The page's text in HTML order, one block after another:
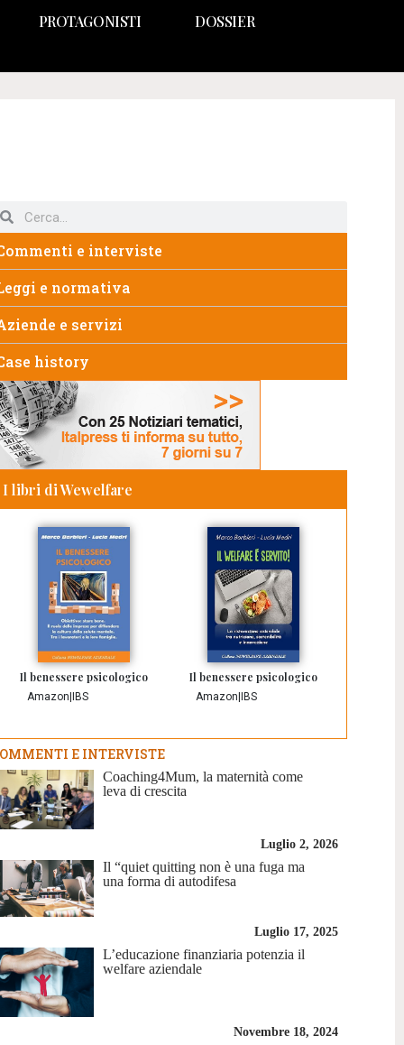
PROTAGONISTI DOSSIER
e interviste
e normativa
e servizi
history
I libri di Wewelfare
Il benessere psicologico
Amazon IBS
Il benessere psicologico
Amazon IBS
E INTERVISTE
Coaching4Mum, la maternità come
leva di crescita
Luglio 2, 2026
Il “quiet quitting non è una fuga ma
una forma di autodifesa
Luglio 17, 2025
L’educazione finanziaria potenzia il
welfare aziendale
Novembre 18, 2024